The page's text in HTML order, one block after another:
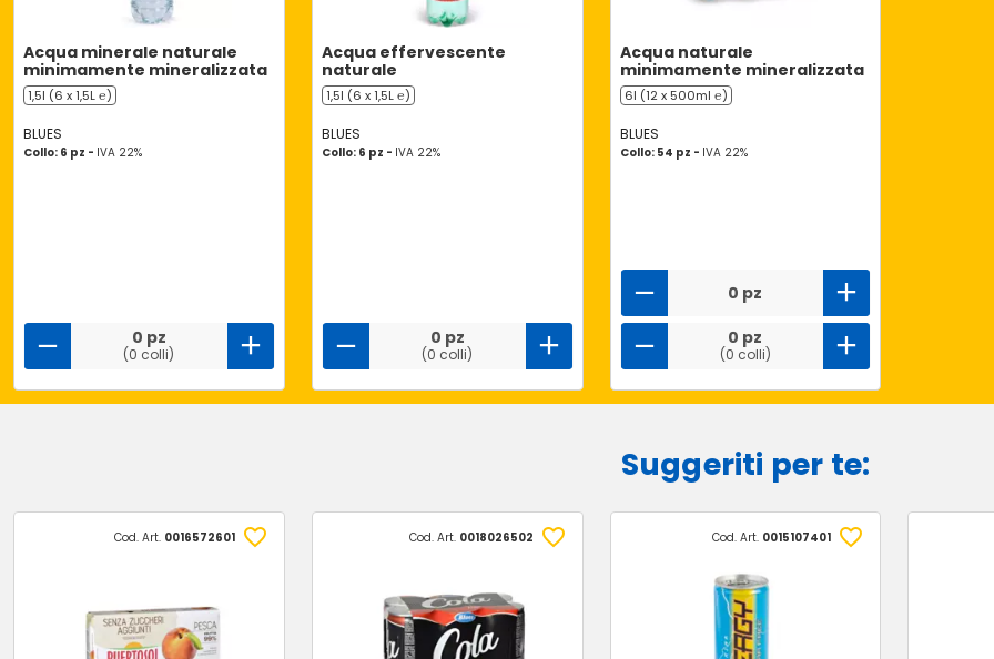
Acqua minerale naturale
minimamente mineralizzata
1,5l (6 x 1,5L ℮)
BLUES
Collo: 6 pz - IVA 22%
0 pz
(0 colli)
Acqua effervescente
naturale
1,5l (6 x 1,5L ℮)
BLUES
Collo: 6 pz - IVA 22%
0 pz
(0 colli)
Acqua naturale
minimamente mineralizzata
6l (12 x 500ml ℮)
BLUES
Collo: 54 pz - IVA 22%
0 pz
0 pz
(0 colli)
Suggeriti per te:
Cod. Art. 0016572601 Cod. Art. 0018026502 Cod. Art. 0015107401